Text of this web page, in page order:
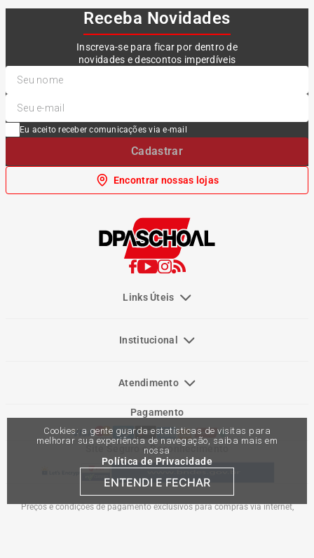
Cookies: a gente guarda estatísticas de visitas para
melhorar sua experiência de navegação, saiba mais em
nossa
Política de Privacidade
ENTENDI E FECHAR
Receba Novidades
Inscreva-se para ficar por dentro de
novidades e descontos imperdíveis
Eu aceito receber comunicações via e-mail
Cadastrar
Encontrar nossas lojas
Links Úteis
Institucional
Atendimento
Pagamento
Site Seguro e Reconhecimento
Preços e condições de pagamento exclusivos para compras via internet,